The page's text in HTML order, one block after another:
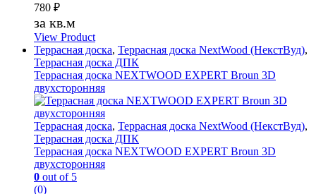
780 ₽
за кв.м
View Product
Террасная доска, Террасная доска NextWood (НекстВуд),
Террасная доска ДПК
Террасная доска NEXTWOOD EXPERT Broun 3D
двухсторонняя
Террасная доска, Террасная доска NextWood (НекстВуд),
Террасная доска ДПК
Террасная доска NEXTWOOD EXPERT Broun 3D
двухсторонняя
0 out of 5
(0)